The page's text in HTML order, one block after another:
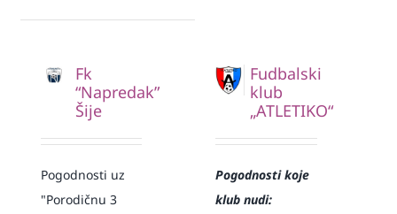
Fk
“Napredak”
Šije
Pogodnosti uz
"Porodičnu 3
Fudbalski
klub
„ATLETIKO“
Pogodnosti koje
klub nudi: